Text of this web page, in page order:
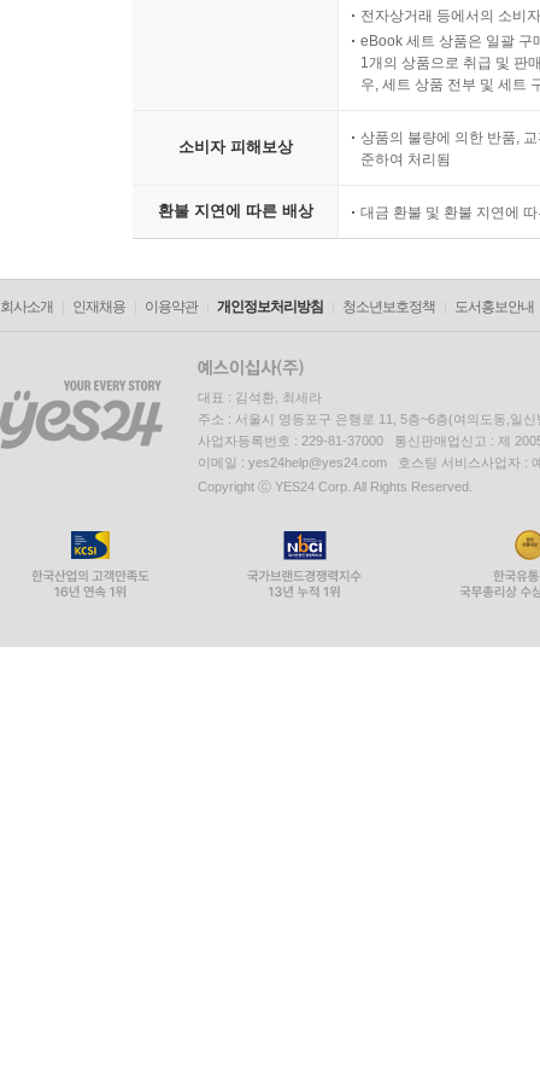
빠져 시간이 순식간에 사라지는 짜릿한 경험을 하
『스키커 컬러링』을 제대로 즐기는 법
책의 앞부분(pp.1~36)에 있는 바탕지에는 스
(pp.37~64)에 있는 해당 그림의 스티커 페이지
조각을 붙이면 된다. 바탕지에 조각을 붙일 때
번호는 그림에서의 위치와는 상관없이 조각의 색
절대 실패하지 않는 『스티커 컬러링』 100% 활용
■ 오랜 실내 생활로 자칫하면 우울해질 수 있는
■ 홀로 공부에 지친 학생들을 위한 즐거운 집중력
■ 집 안에만 있는 어린이를 위한 손가락 운동 발
정교한 손동작에 익숙해질 수 있다.
■ 오랜 시간을 함께 보내는 가족들을 위한 대화
■ 낯선 사람들과 시간을 보내야 할 때 필수 준비
않아도 누구나 아는 스토리이기 때문에 함께 붙이
■ 어르신들을 위한 두뇌와 운동신경 자극제. 번호
전자상거래 등에서의 소비
eBook 세트 상품은 일괄 구
1개의 상품으로 취급 및 판
우, 세트 상품 전부 및 세트
소비자 피해보상
상품의 불량에 의한 반품,
준하여 처리됨
환불 지연에 따른 배상 대금 환불 및 환불 지연에
회사소개 인재채용 이용약관 개인정보처리방침 청소년보호정책 도서홍보안내
대표 : 김석환, 최세라
주소 : 서울시 영등포구 은행로 11, 5층~6층(여의도동,일신
사업자등록번호 : 229-81-37000 통신판매업신고 : 제
이메일 : yes24help@yes24.com 호스팅 서비스사업자 :
Copyright ⓒ YES24 Corp. All Rights Reserved.